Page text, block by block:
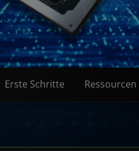
Erste Schritte Ressourcen